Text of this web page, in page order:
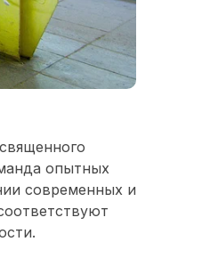
опытных
современных и